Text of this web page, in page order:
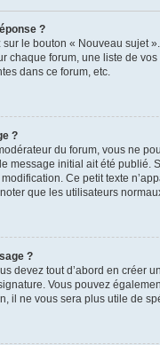
?
le bouton « Nouveau sujet
chaque forum, une liste de
dans ce forum, etc.
?
du forum, vous ne
message initial ait été
Ce petit texte
que les utilisateurs
?
devez tout d’abord en créer
Vous pouvez
il ne vous sera plus utile de